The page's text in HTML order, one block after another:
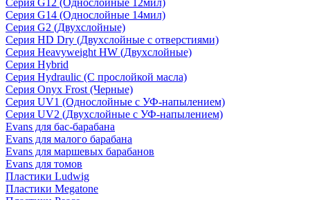
Серия G12 (Однослойные 12мил)
Серия G14 (Однослойные 14мил)
Серия G2 (Двухслойные)
Серия HD Dry (Двухслойные с отверстиями)
Серия Heavyweight HW (Двухслойные)
Серия Hybrid
Серия Hydraulic (С прослойкой масла)
Серия Onyx Frost (Черные)
Серия UV1 (Однослойные с УФ-напылением)
Серия UV2 (Двухслойные с УФ-напылением)
Evans для бас-барабана
Evans для малого барабана
Evans для маршевых барабанов
Evans для томов
Пластики Ludwig
Пластики Megatone